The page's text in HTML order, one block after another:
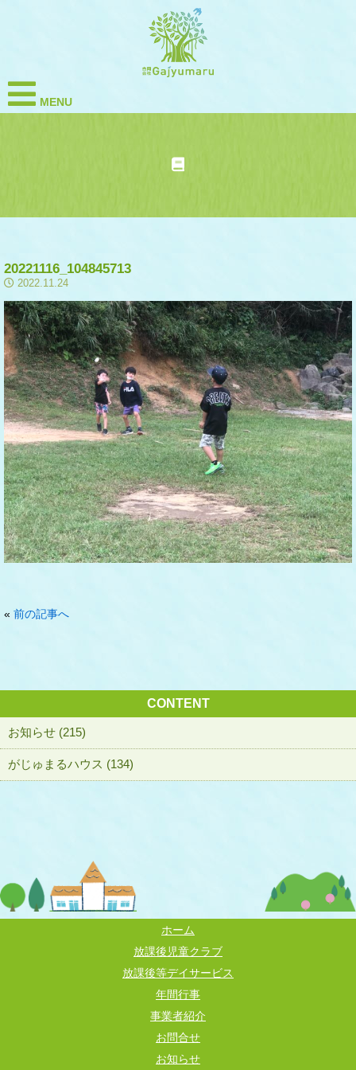
MENU
20221116_104845713
2022.11.24
« 前の記事へ
CONTENT
お知らせ (215)
がじゅまるハウス (134)
ホーム
放課後児童クラブ
放課後等デイサービス
年間行事
事業者紹介
お問合せ
お知らせ